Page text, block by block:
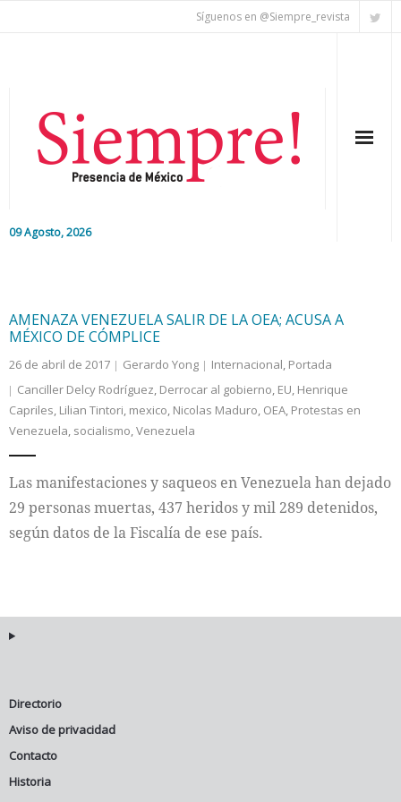
Síguenos en @Siempre_revista
09 Agosto, 2026
Colaboradores
Internacional
Cultura
AMENAZA VENEZUELA SALIR DE LA OEA; ACUSA A
MÉXICO DE CÓMPLICE
26 de abril de 2017 Gerardo Yong Internacional, Portada
Canciller Delcy Rodríguez, Derrocar al gobierno, EU, Henrique
Capriles, Lilian Tintori, mexico, Nicolas Maduro, OEA, Protestas en
Venezuela, socialismo,Venezuela
Las manifestaciones y saqueos en Venezuela han dejado
29 personas muertas, 437 heridos y mil 289 detenidos,
según datos de la Fiscalía de ese país.
Directorio
Aviso de privacidad
Contacto
Historia